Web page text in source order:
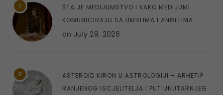
1
ŠTA JE MEDIJUMSTVO I KAKO MEDIJUMI
KOMUNICIRAJU SA UMRLIMA I ANĐELIMA
on July 29, 2026
2
ASTEROID KIRON U ASTROLOGIJI – ARHETIP
RANJENOG ISCJELITELJA I PUT UNUTARNJEG